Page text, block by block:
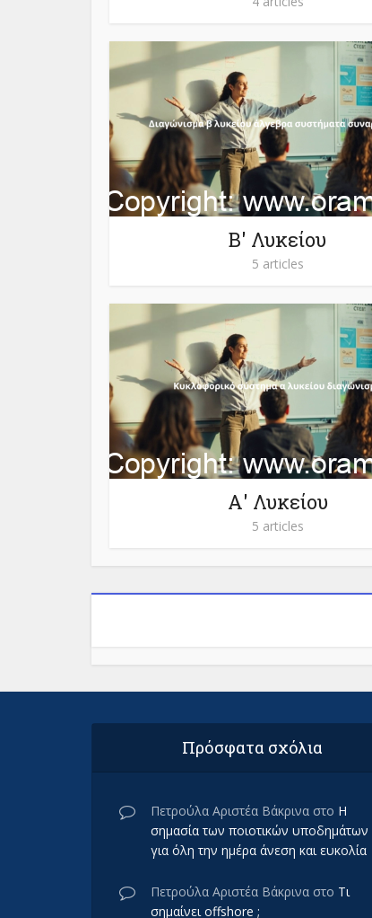
Β' Λυκείου
5 articles
Α' Λυκείου
5 articles
Πρόσφατα σχόλια
Πετρούλα Αριστέα Βάκρινα στο Η
σημασία των ποιοτικών υποδημάτων
για όλη την ημέρα άνεση και ευκολία
Πετρούλα Αριστέα Βάκρινα στο Τι
σημαίνει offshore ;